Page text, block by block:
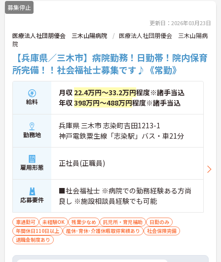
募集停止
更新日：2026年03月23日
医療法人社団朋優会 三木山陽病院
医療法人社団朋優会 三木山陽病
院
【兵庫県／三木市】病院勤務！日勤帯！院内保育
所完備！！社会福祉士募集です♪《常勤》
給料
月収 22.4万円～33.2万円程度※諸手当込
年収398万円～488万円程度※諸手当込
勤務地
兵庫県 三木市 志染町吉田1213-1
神戸電鉄粟生線「志染駅」バス・車21分
雇用形態 正社員(正職員)
応募要件
■社会福祉士 ※病院での勤務経験ある方尚
良し ※施設相談員経験でも可能
車通勤可 未経験OK 残業少なめ 託児所・育児補助
日勤のみ
年間休日110日以上
産休･育休･介護休暇取得実績あり
社会保険完備
退職金制度あり